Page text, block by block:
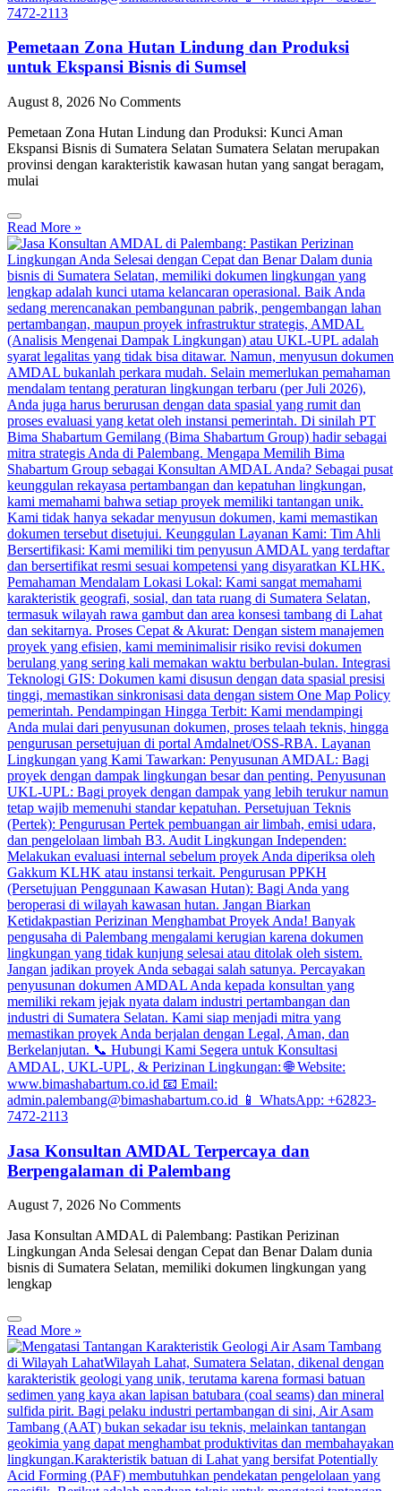
Pemetaan Zona Hutan Lindung dan Produksi
untuk Ekspansi Bisnis di Sumsel
August 8, 2026 No Comments
Pemetaan Zona Hutan Lindung dan Produksi: Kunci Aman
Ekspansi Bisnis di Sumatera Selatan Sumatera Selatan merupakan
provinsi dengan karakteristik kawasan hutan yang sangat beragam,
mulai
Read More »
Jasa Konsultan AMDAL Terpercaya dan
Berpengalaman di Palembang
August 7, 2026 No Comments
Jasa Konsultan AMDAL di Palembang: Pastikan Perizinan
Lingkungan Anda Selesai dengan Cepat dan Benar Dalam dunia
bisnis di Sumatera Selatan, memiliki dokumen lingkungan yang
lengkap
Read More »